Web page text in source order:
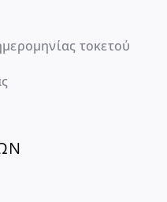
τοκετού